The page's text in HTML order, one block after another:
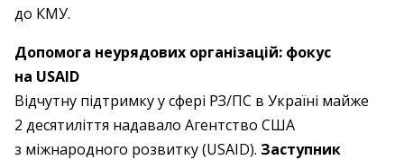
до КМУ.
Допомога неурядових організацій: фокус
на USAID
Відчутну підтримку у сфері РЗ/ПС в Україні майже
2 десятиліття надавало Агентство США
з міжнародного розвитку (USAID). Заступник